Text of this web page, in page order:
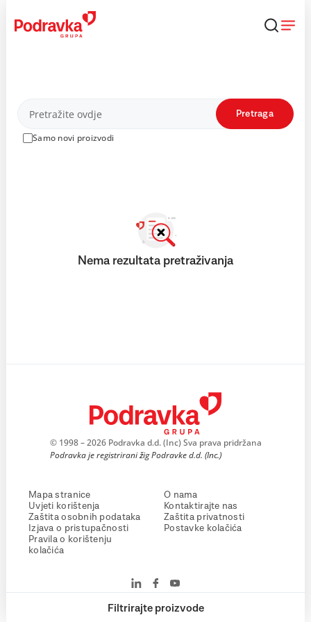
content
Proizvodi
Samo novi proizvodi
Pretraga
Filtrirajte proizvode
Nema rezultata pretraživanja
© 1998 – 2026 Podravka d.d. (Inc) Sva prava pridržana
Podravka je registrirani žig Podravke d.d. (Inc.)
Mapa stranice
Uvjeti korištenja
Zaštita osobnih podataka
Izjava o pristupačnosti
Pravila o korištenju
kolačića
O nama
Kontaktirajte nas
Zaštita privatnosti
Postavke kolačića